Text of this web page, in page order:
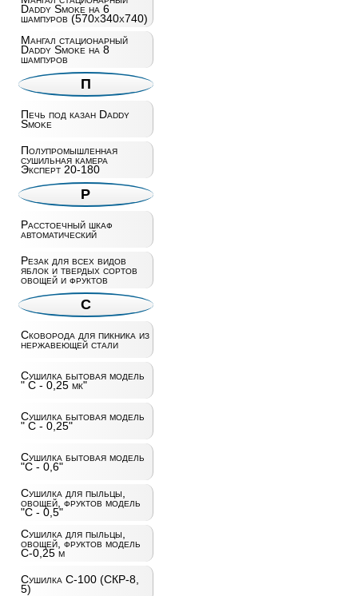
Daddy Smoke на 6
шампуров (570х340х740)
Мангал стационарный
Daddy Smoke на 8
шампуров
П
Печь под казан Daddy
Smoke
Полупромышленная
сушильная камера
Эксперт 20-180
Р
Расстоечный шкаф
автоматический
Резак для всех видов
яблок и твердых сортов
овощей и фруктов
С
Сковорода для пикника из
нержавеющей стали
Сушилка бытовая модель
" С - 0,25 мк"
Сушилка бытовая модель
" С - 0,25"
Сушилка бытовая модель
"С - 0,6"
Сушилка для пыльцы,
овощей, фруктов модель
"С - 0,5"
Сушилка для пыльцы,
овощей, фруктов модель
С-0,25 м
Сушилка С-100 (СКР-8,
5)